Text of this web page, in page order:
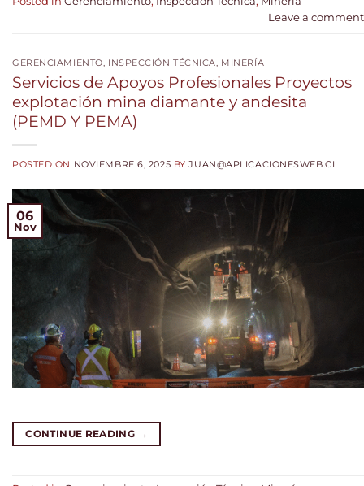
Leave a comment
GERENCIAMIENTO, INSPECCIÓN TÉCNICA, MINERÍA
Servicios de Apoyos Profesionales Proyectos
explotación mina diamante y andesita
(PEMD Y PEMA)
POSTED ON NOVIEMBRE 6, 2025 BYJUAN@APLICACIONESWEB.CL
06
Nov
CONTINUE READING →